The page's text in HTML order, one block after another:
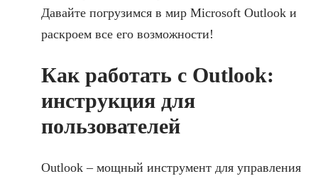
Давайте погрузимся в мир Microsoft Outlook и
раскроем все его возможности!
Как работать с Outlook:
инструкция для
пользователей
Outlook – мощный инструмент для управления